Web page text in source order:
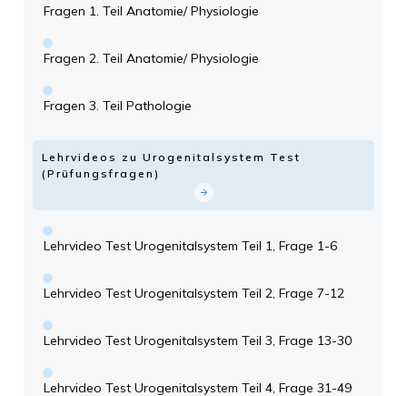
Fragen 1. Teil Anatomie/ Physiologie
Fragen 2. Teil Anatomie/ Physiologie
Fragen 3. Teil Pathologie
Lehrvideos zu Urogenitalsystem Test
(Prüfungsfragen)
Lehrvideo Test Urogenitalsystem Teil 1, Frage 1-6
Lehrvideo Test Urogenitalsystem Teil 2, Frage 7-12
Lehrvideo Test Urogenitalsystem Teil 3, Frage 13-30
Lehrvideo Test Urogenitalsystem Teil 4, Frage 31-49